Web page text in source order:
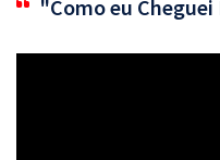
"Como eu